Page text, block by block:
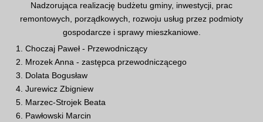
Nadzorująca realizację budżetu gminy, inwestycji, prac
remontowych, porządkowych, rozwoju usług przez podmioty
gospodarcze i sprawy mieszkaniowe.
Choczaj Paweł - Przewodniczący
Mrozek Anna - zastępca przewodniczącego
Dolata Bogusław
Jurewicz Zbigniew
Marzec-Strojek Beata
Pawłowski Marcin